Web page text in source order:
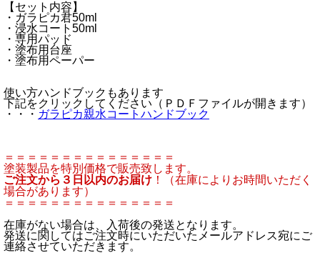
【セット内容】
・ガラピカ君50ml
・浸水コート50ml
・専用パッド
・塗布用台座
・塗布用ペーパー
使い方ハンドブックもあります
下記をクリックしてください（ＰＤＦファイルが開きます）
・・・ ガラピカ親水コートハンドブック
＝＝＝＝＝＝＝＝＝＝＝＝＝＝＝
塗装製品を特別価格で販売致します。
ご注文から３日以内のお届け ！（在庫によりお時間いただく
場合があります）
＝＝＝＝＝＝＝＝＝＝＝＝＝＝＝
在庫がない場合は、入荷後の発送となります。
発送に関してはご注文時にいただいたメールアドレス宛にご
連絡させていただきます。